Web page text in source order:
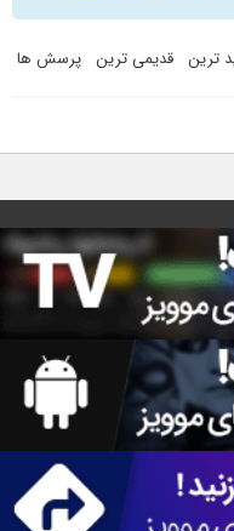
ترین قدیمی ترین پرسش ها